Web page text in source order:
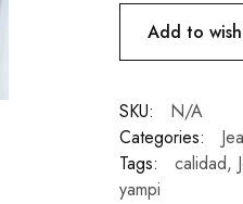
Add to
SKU:
N/A
Categories:
Tags:
calidad,
yampi